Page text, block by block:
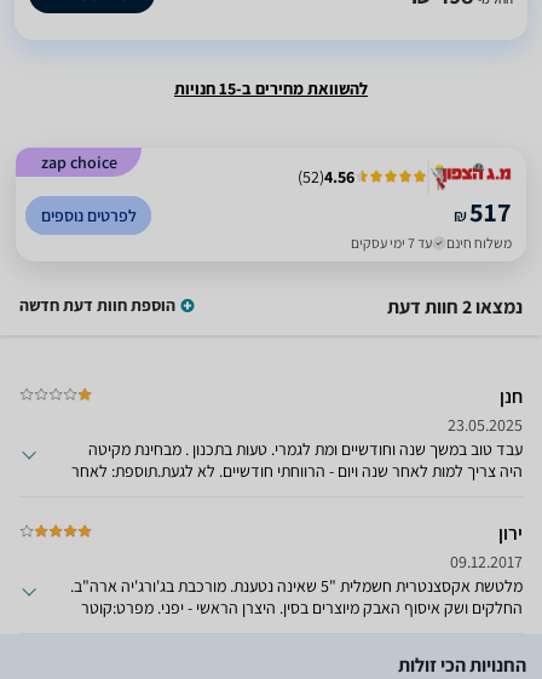
להשוואת מחירים ב-15 חנויות
zap choice
4.56
(
52
)
₪517
משלוח חינם עד 7 ימי עסקים
לפרטים נוספים
נמצאו 2 חוות דעת הוספת חוות דעת חדשה
חנן
23.05.2025
עבד טוב במשך שנה וחודשיים ומת לגמרי. טעות בתכנון . מבחינת מקיטה
היה צריך למות לאחר שנה ויום - הרווחתי חודשיים. לא לגעת.תוספת: לאחר
המגעים וחוזקם היא קריטית. מכאן שאינני משנה את דעתי על המכשיר -
אמינות נמוכה. נראה כמה זמן יעבוד עד שאאלץ שוב לנער את המגעים.
ירון
09.12.2017
מלטשת אקסצנטרית חשמלית "5 שאינה נטענת. מורכבת בג'ורג'יה ארה"ב.
החלקים ושק איסוף האבק מיוצרים בסין. היצרן הראשי - יפני. מפרט:קוטר
היצרן. (להבדיל ממהירות הסיבוב הצירית שנמוכה בהרבה מהנתון
החנויות הכי זולות